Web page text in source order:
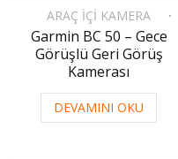
ARAÇ İÇI KAMERA
Garmin BC 50 – Gece
Görüşlü Geri Görüş
Kamerası
DEVAMINI OKU